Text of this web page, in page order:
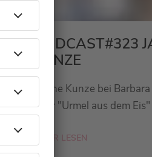
PODCAST#323
KUNZE
Janine Kunze bei
über "Urmel aus dem
MEHR LESEN